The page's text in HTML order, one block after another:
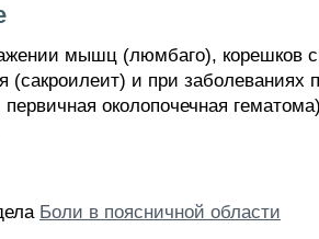
мышц (люмбаго), корешков
и при заболеваниях
околопочечная
Боли в поясничной области